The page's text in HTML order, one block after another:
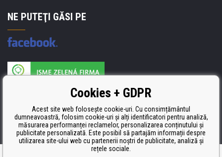
NE PUTEŢI GĂSI PE
Producătorul umpluturii de rezervă este certificat
ISO 9001, ISO 14001 şi STMC.Cookies + GDPR
Acest site web folosește cookie-uri. Cu consimțământul
dumneavoastră, folosim cookie-uri și alți identificatori pentru analiză,
măsurarea performanței reclamelor, personalizarea conținutului și
publicitate personalizată. Este posibil să partajăm informații despre
utilizarea site-ului web cu partenerii noștri de publicitate, analiză și
rețele sociale.